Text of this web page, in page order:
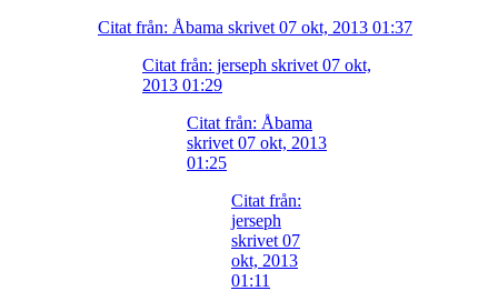
Citat från: Åbama skrivet 07 okt, 2013 01:37
Citat från: jerseph skrivet 07 okt,
2013 01:29
Citat från: Åbama
skrivet 07 okt, 2013
01:25
Citat från:
jerseph
skrivet 07
okt, 2013
01:11